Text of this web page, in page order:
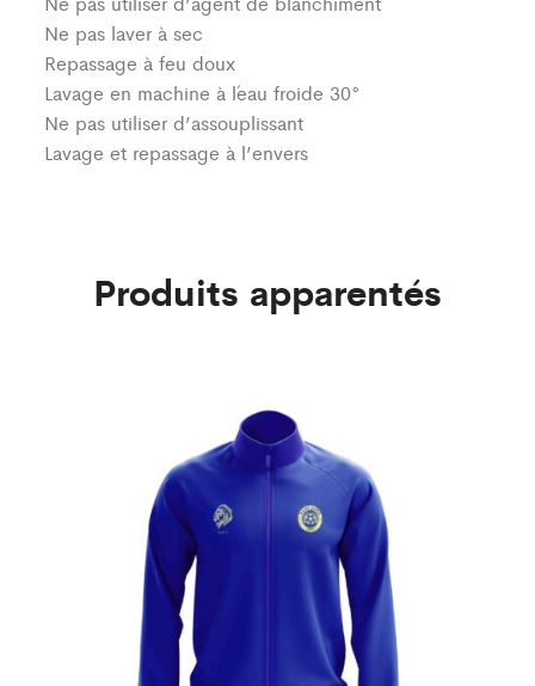
Ne pas laver à sec
Repassage à feu doux
Lavage en machine à l´eau froide 30°
Ne pas utiliser d’assouplissant
Lavage et repassage à l’envers
Produits apparentés